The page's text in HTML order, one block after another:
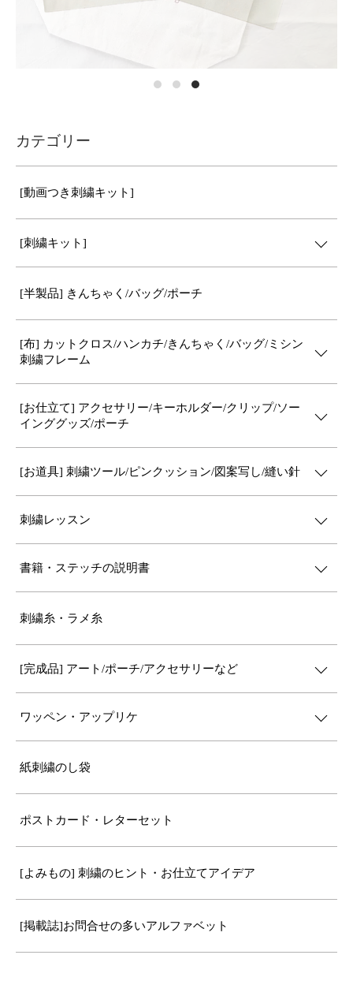
カテゴリー
[動画つき刺繍キット]
[刺繍キット]
[半製品] きんちゃく/バッグ/ポーチ
[布] カットクロス/ハンカチ/きんちゃく/バッグ/ミシン
刺繍フレーム
[お仕立て] アクセサリー/キーホルダー/クリップ/ソー
インググッズ/ポーチ
[お道具] 刺繍ツール/ピンクッション/図案写し/縫い針
刺繍レッスン
書籍・ステッチの説明書
刺繍糸・ラメ糸
[完成品] アート/ポーチ/アクセサリーなど
ワッペン・アップリケ
紙刺繍のし袋
ポストカード・レターセット
[よみもの] 刺繍のヒント・お仕立てアイデア
[掲載誌]お問合せの多いアルファベット